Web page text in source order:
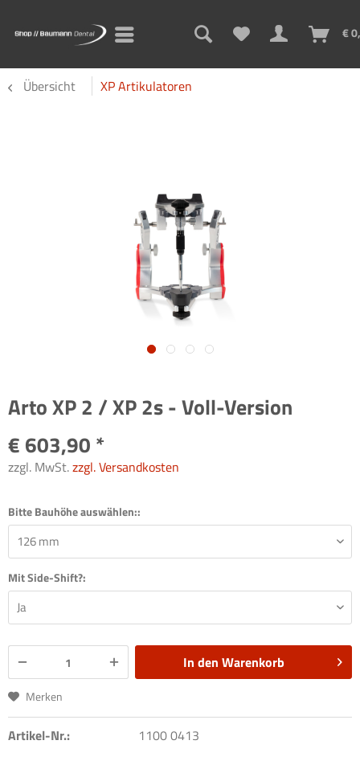
€
Übersicht XP Artikulatoren
Arto XP 2 / XP 2s - Voll-Version
€ 603,90 *
zzgl. MwSt.zzgl. Versandkosten
Bitte Bauhöhe auswählen::
Mit Side-Shift?:
In den Warenkorb
Merken
Artikel-Nr.: 1100 0413